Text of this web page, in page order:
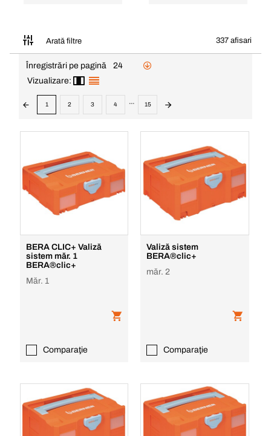
Arată filtre 337 afisari
Înregistrări pe pagină
24
Vizualizare:
1 2 3 4 ... 15
BERA CLIC+ Valiză
sistem măr. 1
BERA®clic+
Măr. 1
Comparaţie
Valiză sistem
BERA®clic+
măr. 2
Comparaţie